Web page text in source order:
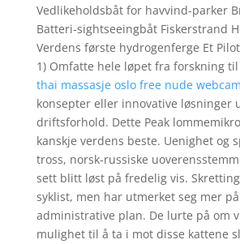
Vedlikeholdsbåt for havvind-parker
Batteri-sightseeingbåt Fiskerstrand
Verdens første hydrogenferge Et
1) Omfatte hele løpet fra forskning
thai massasje oslo free nude webcam
konsepter eller innovative løsninger
driftsforhold. Dette Peak
kanskje verdens beste. Uenighet og
tross, norsk-russiske
sett blitt løst på fredelig vis.
syklist, men har utmerket seg mer
administrative plan. De lurte på om
mulighet til å ta i mot disse kattene